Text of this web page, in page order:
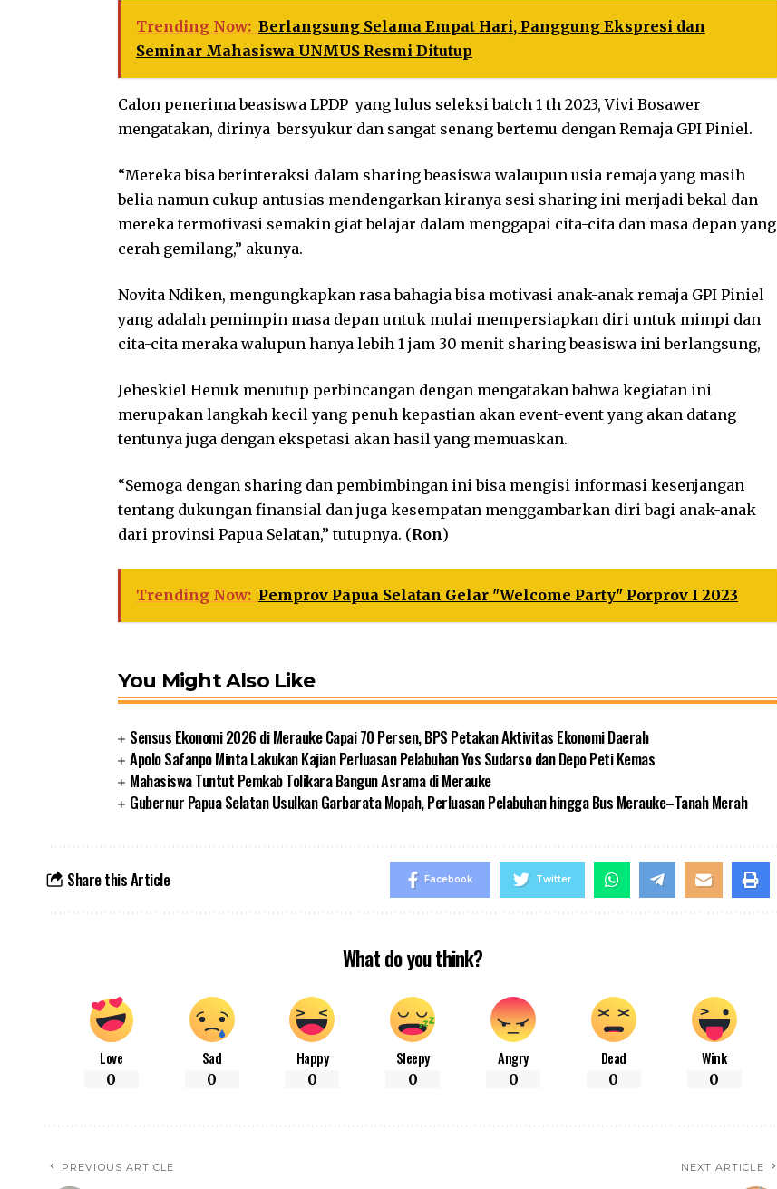
Trending Now: Berlangsung Selama Empat Hari, Panggung Ekspresi dan
Seminar Mahasiswa UNMUS Resmi Ditutup
Calon penerima beasiswa LPDP yang lulus seleksi batch 1 th 2023, Vivi Bosawer
mengatakan, dirinya bersyukur dan sangat senang bertemu dengan Remaja GPI Piniel.
“Mereka bisa berinteraksi dalam sharing beasiswa walaupun usia remaja yang masih
belia namun cukup antusias mendengarkan kiranya sesi sharing ini menjadi bekal dan
mereka termotivasi semakin giat belajar dalam menggapai cita-cita dan masa depan yang
cerah gemilang,” akunya.
Novita Ndiken, mengungkapkan rasa bahagia bisa motivasi anak-anak remaja GPI Piniel
yang adalah pemimpin masa depan untuk mulai mempersiapkan diri untuk mimpi dan
cita-cita meraka walupun hanya lebih 1 jam 30 menit sharing beasiswa ini berlangsung,
Jeheskiel Henuk menutup perbincangan dengan mengatakan bahwa kegiatan ini
merupakan langkah kecil yang penuh kepastian akan event-event yang akan datang
tentunya juga dengan ekspetasi akan hasil yang memuaskan.
“Semoga dengan sharing dan pembimbingan ini bisa mengisi informasi kesenjangan
tentang dukungan finansial dan juga kesempatan menggambarkan diri bagi anak-anak
dari provinsi Papua Selatan,” tutupnya. (Ron)
Trending Now: Pemprov Papua Selatan Gelar "Welcome Party" Porprov I 2023
You Might Also Like
Sensus Ekonomi 2026 di Merauke Capai 70 Persen, BPS Petakan Aktivitas Ekonomi Daerah
Apolo Safanpo Minta Lakukan Kajian Perluasan Pelabuhan Yos Sudarso dan Depo Peti Kemas
Mahasiswa Tuntut Pemkab Tolikara Bangun Asrama di Merauke
Gubernur Papua Selatan Usulkan Garbarata Mopah, Perluasan Pelabuhan hingga Bus Merauke–Tanah Merah
Share this Article Facebook Twitter
What do you think?
Love
0
Sad
0
Happy
0
Sleepy
0
Angry
0
Dead
0
Wink
0
PREVIOUS ARTICLE NEXT ARTICLE